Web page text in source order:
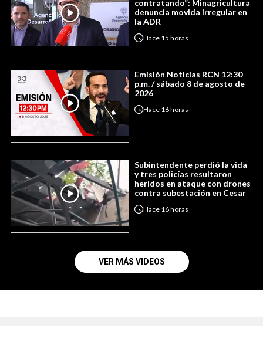
contratando”: Minagricultura
denuncia movida irregular en
la ADR
Hace 15 horas
Emisión Noticias RCN 12:30
p.m. / sábado 8 de agosto de
2026
Hace 16 horas
Subintendente perdió la vida
y tres policías resultaron
heridos en ataque con drones
contra subestación en Cesar
Hace 16 horas
VER MÁS VIDEOS